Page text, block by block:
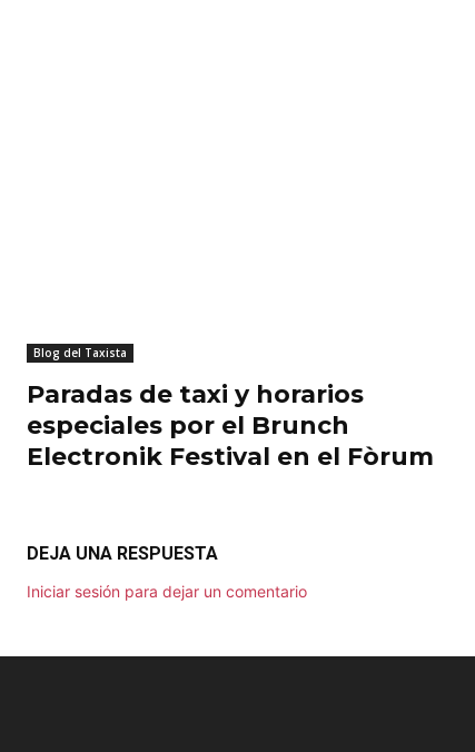
Blog del Taxista
Paradas de taxi y horarios
especiales por el Brunch
Electronik Festival en el Fòrum
DEJA UNA RESPUESTA
Iniciar sesión para dejar un comentario